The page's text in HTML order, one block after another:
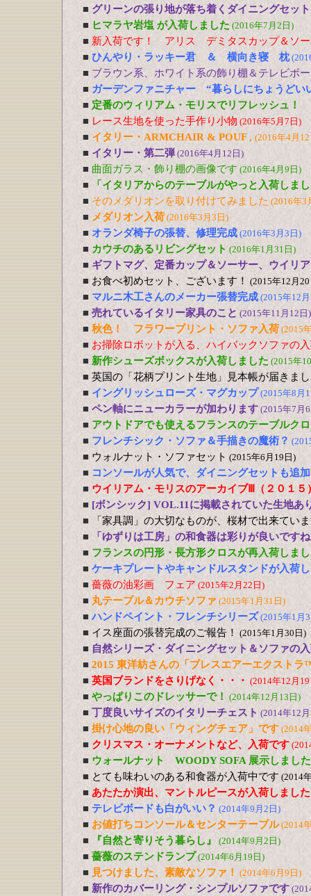
■ グリーンの張り地が落ち着くダイニングセッ
■ ヒマラヤ岩塩 が入荷しました (2016年7月2日)
■ 新入荷です！ アリス デミタスカップ＆ソ
■ ひんやり・ラッキー君 ＆ 横向き寝 枕
■ ブラウン系、ホワイト系の飾り棚＆テレビボ
■ ガーデンファニチャー “暮らしにちょうど
■ 定番のウィリアム・モリスでリフレッシュ！
■ レース生地を使った手作り小物 (2016年5月7日)
■ イタリー・ARMCHAIR & POUF , (2016年4月
■ イタリー・第二弾 (2016年4月12日)
■ 曲面ガラス・飾り棚の画像です (2016年4月9日)
■
「イタリアからのテーブルがやっと入荷しま
■ そのメダリオンを取り付けてみました (2016年3
■ メダリオン入荷 (2016年3月3日)
■ オランダ椅子の張替、修理完成 (2016年3月3日)
■ カウチのあるリビングセット (2016年1月31日)
■ ギフトマグ、定番カップ＆ソーサー、ウイリ
■ お食べ初めセット、ございます！ (2015年12月
■ マルニ木工さんのメーカー張替完成 (2015年12
■ 売れているイタリー家具のこと (2015年11月12日)
■ 秋色！ フラワープリント・ソファ入荷 (2015
■ お掃除ロボットが入る、ハイバックソファの
■ 新作シューズボックスが入荷しました (2015年
■ 英国の「花柄プリント生地」見本帳が届きま
■ イングリッシュローズ・マグカップ (2015年8月
■ ペン軸にニューカラーが加わります (2015年7月
■ アウトドアでも使えるフランスのテーブルク
■ フレンチシック・ソファ＆手描きの魔術？
■ ウォルナット・ソファセット (2015年6月19日)
■ コンソールが人気で、ダイニングセットも追
■ ウイリアム・モリスのアーカイブⅢ（２０１５
■ [ボンシック] VOL.11に掲載されていた生地あ
■
「家具調」の大切なものが、桜材で出来てい
■
「ゆずりは工房」の和食器は彩りが良いです
■ フランスの円形・長方形クロスが再入荷しま
■ ケーキプレートやキャンドルスタンドが入荷
■ 薔薇の油彩画 フェア (2015年2月22日)
■ 丸テーブル＆カウチソファ (2015年1月31日)
■ ハンドペイント・フレンチシリーズ (2015年1月
■ イス座面の張替完成のご報告！ (2015年1月30日)
■ 自然シリーズ・ダイニングセット＆ソファの
■ 2015 東洋紡さんの「ブレスエアーエクスト
■ 英国ブランドをさりげなく・・・ (2014年12月
■ やっぱりこのドレッサーで！ (2014年12月13日)
■ 丁度良いサイズのイタリーチェスト (2014年12
■ 掛け心地の良い「ウィングチェア」です (2014
■ クリスマス・オーナメントなど、入荷です
■ ウォールナット WOODY SOFA 展示しました
■ とても味わいのある和食器が入荷中です (2014
■ あたたか演出、マントルピースが入荷しまし
■ テレビボードも白がいい？ (2014年9月2日)
■ お値打ちコンソール＆センターテーブル(2014
■ 『自然と寄りそう暮らし』 (2014年9月2日)
■ 薔薇のステンドランプ (2014年6月19日)
■ 見つけました、素敵なソファ！ (2014年6月9日)
■ 新作のカバーリング・シンプルソファです